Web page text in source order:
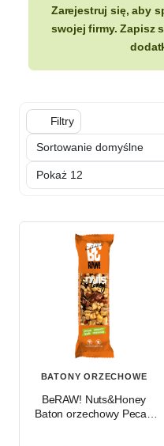
Zarejestruj się, aby
swojej firmy. Zapisz
Filtry
BATONY ORZECHOWE
BeRAW! Nuts&Honey
Baton orzechowy Pecan